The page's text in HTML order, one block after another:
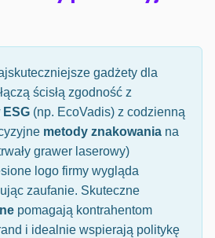
gadżety dla
ścisłą zgodność z
(np. EcoVadis) z codzienną
metody znakowania na
grawer laserowy)
logo firmy wygląda
zaufanie. Skuteczne
pomagają kontrahentom
i idealnie wspierają politykę